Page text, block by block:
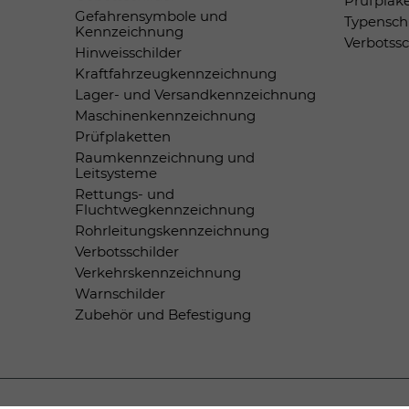
Gefahrensymbole und
Kennzeichnung
Hinweisschilder
Kraftfahrzeugkennzeichnung
Lager- und Versandkennzeichnung
Maschinenkennzeichnung
Prüfplaketten
Raumkennzeichnung und
Leitsysteme
Rettungs- und
Fluchtwegkennzeichnung
Rohrleitungskennzeichnung
Verbotsschilder
Verkehrskennzeichnung
Warnschilder
Zubehör und Befestigung